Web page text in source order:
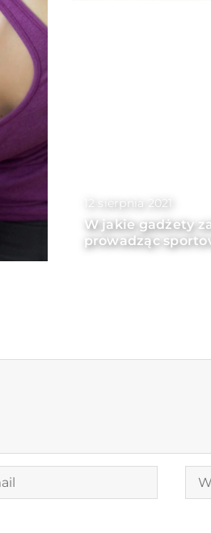
12 sierpnia 2021
W jakie gadżety
prowadząc